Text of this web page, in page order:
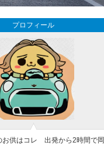
プロフィール
お供はコレ 出発から2時間で岡